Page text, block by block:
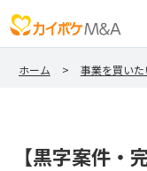
ホーム 事業を買いた
【黒字案件